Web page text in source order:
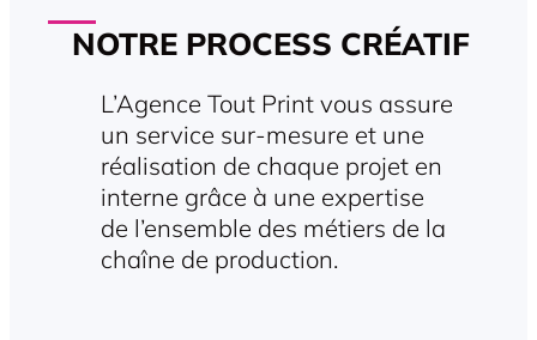
NOTRE PROCESS CRÉATIF
L’Agence Tout Print vous assure
un service sur-mesure et une
réalisation de chaque projet en
interne grâce à une expertise
de l’ensemble des métiers de la
chaîne de production.